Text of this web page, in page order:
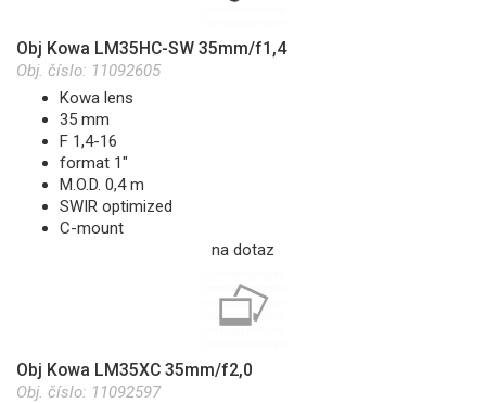
Obj Kowa LM35HC-SW 35mm/f1,4
Obj. číslo: 11092605
Kowa lens
35 mm
F 1,4-16
format 1"
M.O.D. 0,4 m
SWIR optimized
C-mount
na dotaz
Obj Kowa LM35XC 35mm/f2,0
Obj. číslo: 11092597